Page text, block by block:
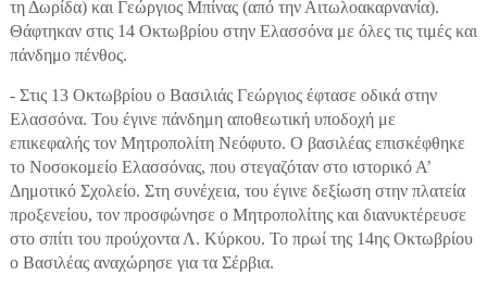
τη Δωρίδα) και Γεώργιος Μπίνας (από την Αιτωλοακαρνανία).
Θάφτηκαν στις 14 Οκτωβρίου στην Ελασσόνα με όλες τις τιμές και
πάνδημο πένθος.
- Στις 13 Οκτωβρίου ο Βασιλιάς Γεώργιος έφτασε οδικά στην
Ελασσόνα. Του έγινε πάνδημη αποθεωτική υποδοχή με
επικεφαλής τον Μητροπολίτη Νεόφυτο. Ο βασιλέας επισκέφθηκε
το Νοσοκομείο Ελασσόνας, που στεγαζόταν στο ιστορικό Α’
Δημοτικό Σχολείο. Στη συνέχεια, του έγινε δεξίωση στην πλατεία
προξενείου, τον προσφώνησε ο Μητροπολίτης και διανυκτέρευσε
στο σπίτι του προύχοντα Λ. Κύρκου. Το πρωί της 14ης Οκτωβρίου
ο Βασιλέας αναχώρησε για τα Σέρβια.